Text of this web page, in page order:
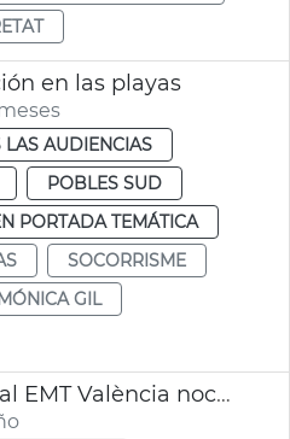
en las playas
LAS AUDIENCIAS
POBLES SUD
PORTADA TEMÁTICA
SOCORRISME
GIL
Dispositivo especial EMT València noche San Juan